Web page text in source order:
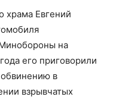
храма Евгений
на
его приговорили
в
взрывчатых